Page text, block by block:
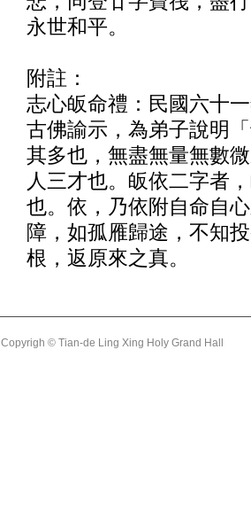
永世和平。
附註：
志心皈命禮：民國六十
古佛諭示，為弟子說明
其多也，無盡無量無數
人三才也。皈依二字者
也。依，乃依附自命自
障，如孤雁歸途，不知
根，返原來之真。
Copyrigh © Tian-de Ling Xing Holy Grand Hall